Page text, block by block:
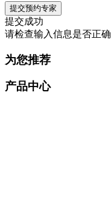
提交预约专家
提交成功
请检查输入信息是否正确
为您推荐
产品中心